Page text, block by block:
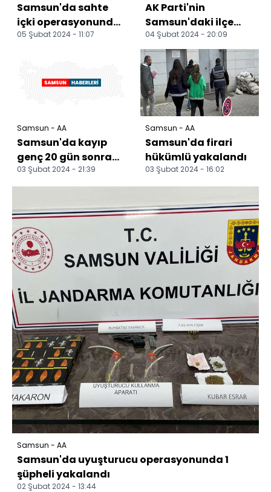
Samsun'da sahte
içki operasyonunda 1
şüpheli yakalandı
05 Şubat 2024 - 11:07
AK Parti'nin
Samsun'daki ilçe
belediye başkan
adayları açıklandı
04 Şubat 2024 - 20:09
Samsun - AA
Samsun'da kayıp
genç 20 gün sonra
parkta bulundu
03 Şubat 2024 - 21:39
Samsun - AA
Samsun'da firari
hükümlü yakalandı
03 Şubat 2024 - 16:02
Samsun - AA
Samsun'da uyuşturucu operasyonunda 1
şüpheli yakalandı
02 Şubat 2024 - 13:44